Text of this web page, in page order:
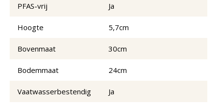
PFAS-vrij Ja
Hoogte 5,7cm
Bovenmaat 30cm
Bodemmaat 24cm
Vaatwasserbestendig Ja